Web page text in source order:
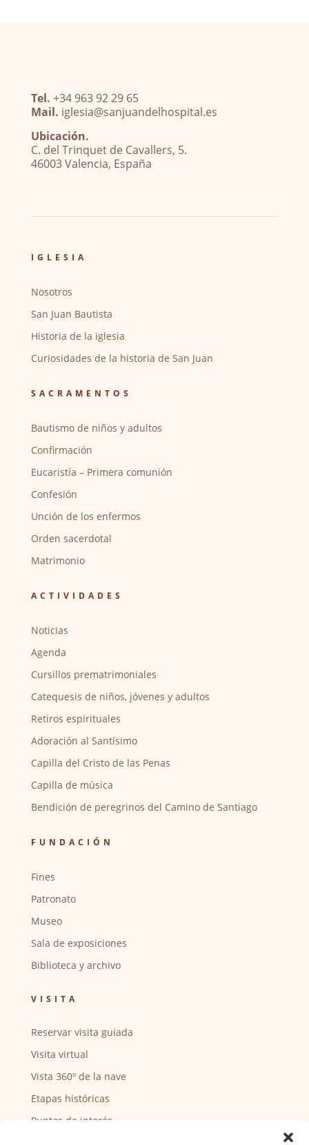
Tel. +34 963 92 29 65
Mail. iglesia@sanjuandelhospital.es
Ubicación.
C. del Trinquet de Cavallers, 5.
46003 Valencia, España
IGLESIA
Nosotros
San Juan Bautista
Historia de la iglesia
Curiosidades de la historia de San Juan
SACRAMENTOS
Bautismo de niños y adultos
Confirmación
Eucaristía – Primera comunión
Confesión
Unción de los enfermos
Orden sacerdotal
Matrimonio
ACTIVIDADES
Noticias
Agenda
Cursillos prematrimoniales
Catequesis de niños, jóvenes y adultos
Retiros espirituales
Adoración al Santísimo
Capilla del Cristo de las Penas
Capilla de música
Bendición de peregrinos del Camino de Santiago
FUNDACIÓN
Fines
Patronato
Museo
Sala de exposiciones
Biblioteca y archivo
VISITA
Reservar visita guiada
Visita virtual
Vista 360º de la nave
Etapas históricas
Puntos de interés